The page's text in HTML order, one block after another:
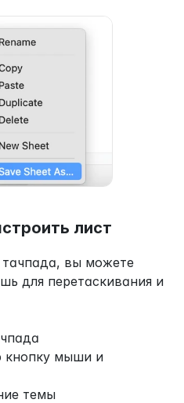
лист
вы можете
для перетаскивания и
кнопку мыши и
темы